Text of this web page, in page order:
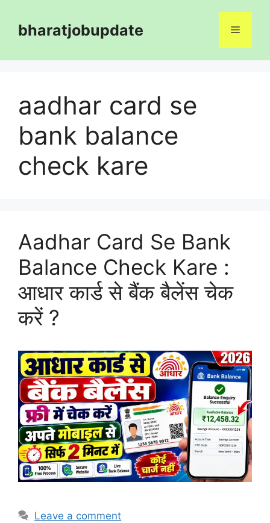
contentbharatjobupdate Menu
aadhar card se
bank balance
check kare
Aadhar Card Se Bank
Balance Check Kare :
आधार कार्ड से बैंक बैलेंस चेक
करें ?
Leave a comment